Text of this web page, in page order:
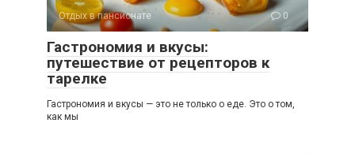
Отдых в пансионате 0
Гастрономия и вкусы:
путешествие от рецепторов к
тарелке
Гастрономия и вкусы — это не только о еде. Это о том,
как мы